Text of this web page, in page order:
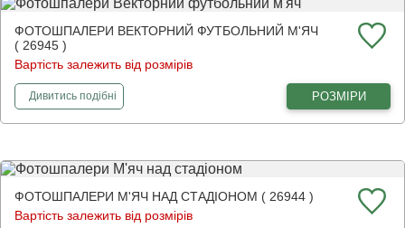
ФОТОШПАЛЕРИ ВЕКТОРНИЙ ФУТБОЛЬНИЙ М'ЯЧ
( 26945 )
Вартість залежить від розмірів
Дивитисьфотошпалери
подібні РОЗМІРИ
ФОТОШПАЛЕРИ М'ЯЧ НАД СТАДІОНОМ ( 26944 )
Вартість залежить від розмірів